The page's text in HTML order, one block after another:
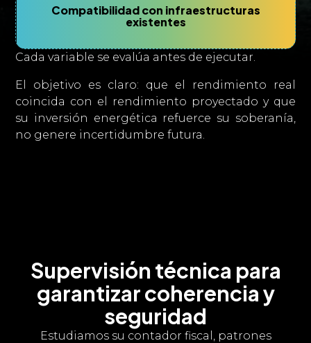
Compatibilidad con infraestructuras
existentes
Cada variable se evalúa antes de ejecutar.
El objetivo es claro: que el rendimiento real
coincida con el rendimiento proyectado y que
su inversión energética refuerce su soberanía,
no genere incertidumbre futura.
Supervisión técnica para
garantizar coherencia y
seguridad
Estudiamos su contador fiscal, patrones